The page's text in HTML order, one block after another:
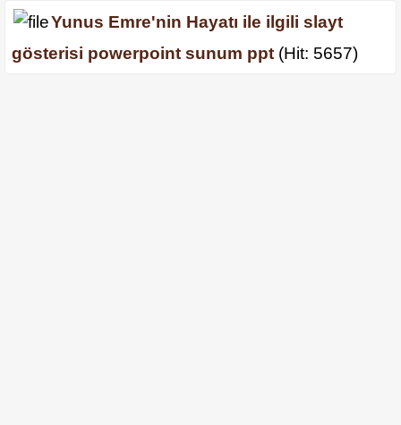
Yunus Emre'nin Hayatı ile ilgili slayt
gösterisi powerpoint sunum ppt (Hit: 5657)